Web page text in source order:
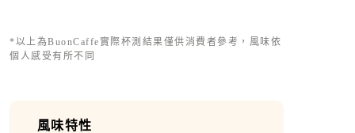
*以上為BuonCaffe實際杯測結果僅供消費者參考，風味依
個人感受有所不同
風味特性